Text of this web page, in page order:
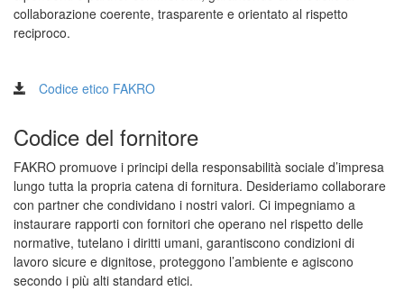
collaborazione coerente, trasparente e orientato al rispetto
reciproco.
Codice etico FAKRO
Codice del fornitore
FAKRO promuove i principi della responsabilità sociale d’impresa
lungo tutta la propria catena di fornitura. Desideriamo collaborare
con partner che condividano i nostri valori. Ci impegniamo a
instaurare rapporti con fornitori che operano nel rispetto delle
normative, tutelano i diritti umani, garantiscono condizioni di
lavoro sicure e dignitose, proteggono l’ambiente e agiscono
secondo i più alti standard etici.